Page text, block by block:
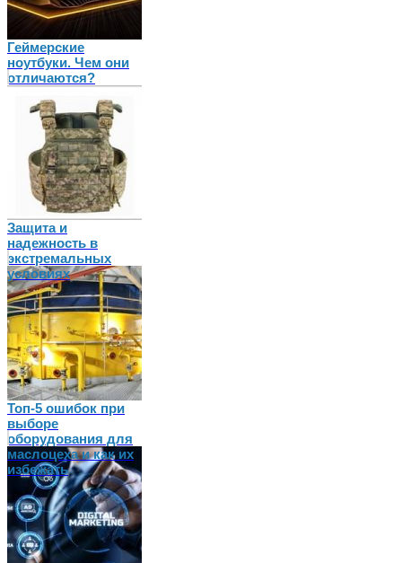
Геймерские
ноутбуки. Чем они
отличаются?
Защита и
надежность в
экстремальных
условиях
Топ-5 ошибок при
выборе
оборудования для
маслоцеха и как их
избежать